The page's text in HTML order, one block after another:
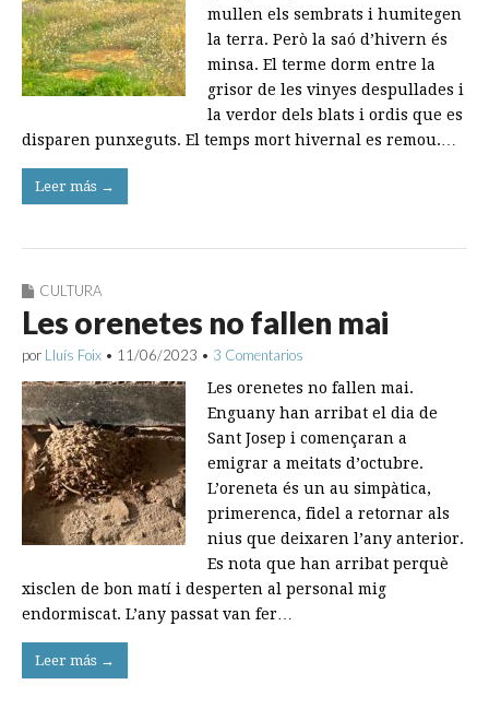
mullen els sembrats i humitegen
la terra. Però la saó d’hivern és
minsa. El terme dorm entre la
grisor de les vinyes despullades i
la verdor dels blats i ordis que es
disparen punxeguts. El temps mort hivernal es remou.…
Leer más →
CULTURA
Les orenetes no fallen mai
por Lluís Foix • 11/06/2023 • 3 Comentarios
Les orenetes no fallen mai.
Enguany han arribat el dia de
Sant Josep i començaran a
emigrar a meitats d’octubre.
L’oreneta és un au simpàtica,
primerenca, fidel a retornar als
nius que deixaren l’any anterior.
Es nota que han arribat perquè
xisclen de bon matí i desperten al personal mig
endormiscat. L’any passat van fer…
Leer más →